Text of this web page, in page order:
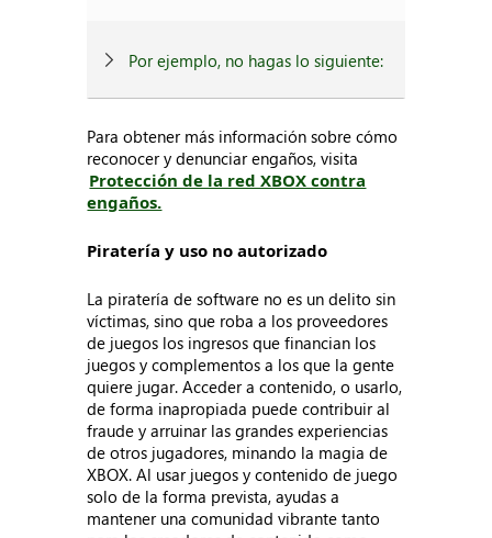
Por ejemplo, no hagas lo siguiente:
Para obtener más información sobre cómo
reconocer y denunciar engaños, visita
Protección de la red XBOX contra
engaños.
Piratería y uso no autorizado
La piratería de software no es un delito sin
víctimas, sino que roba a los proveedores
de juegos los ingresos que financian los
juegos y complementos a los que la gente
quiere jugar. Acceder a contenido, o usarlo,
de forma inapropiada puede contribuir al
fraude y arruinar las grandes experiencias
de otros jugadores, minando la magia de
XBOX. Al usar juegos y contenido de juego
solo de la forma prevista, ayudas a
mantener una comunidad vibrante tanto